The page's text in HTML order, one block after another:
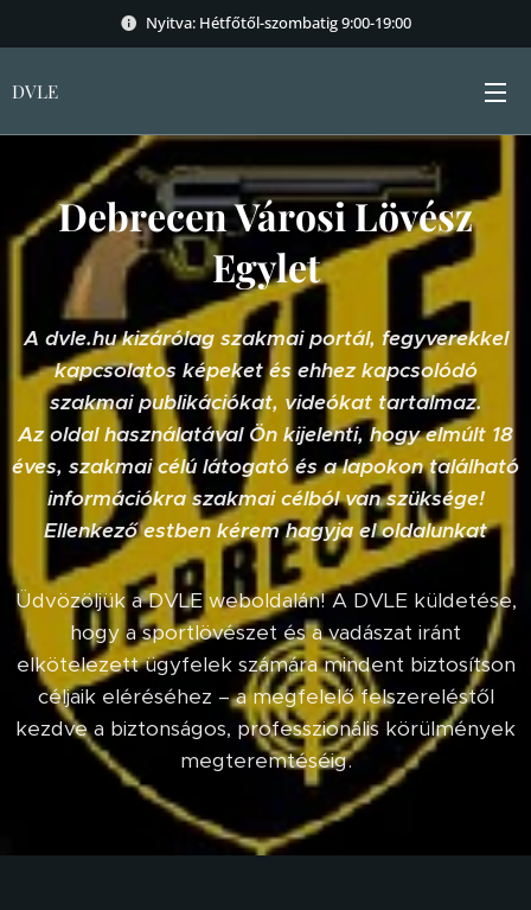
Nyitva: Hétfőtől-szombatig 9:00-19:00
DVLE
Debrecen Városi Lövész
Egylet
A dvle.hu kizárólag szakmai portál, fegyverekkel
kapcsolatos képeket és ehhez kapcsolódó
szakmai publikációkat, videókat tartalmaz.
Az oldal használatával Ön kijelenti, hogy elmúlt 18
éves, szakmai célú látogató és a lapokon található
információkra szakmai célból van szüksége!
Ellenkező estben kérem hagyja el oldalunkat
Üdvözöljük a DVLE weboldalán! A DVLE küldetése,
hogy a sportlövészet és a vadászat iránt
elkötelezett ügyfelek számára mindent biztosítson
céljaik eléréséhez – a megfelelő felszereléstől
kezdve a biztonságos, professzionális körülmények
megteremtéséig.